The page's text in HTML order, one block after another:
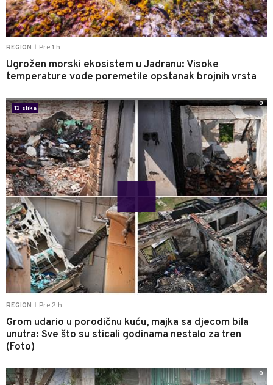
REGION Pre 1 h
Ugrožen morski ekosistem u Jadranu: Visoke
temperature vode poremetile opstanak brojnih vrsta
REGION Pre 2 h
Grom udario u porodičnu kuću, majka sa djecom bila
unutra: Sve što su sticali godinama nestalo za tren
(Foto)
13 slika
0
0